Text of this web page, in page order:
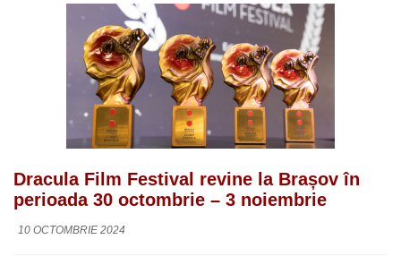
Dracula Film Festival revine la Brașov în
perioada 30 octombrie – 3 noiembrie
10 OCTOMBRIE 2024